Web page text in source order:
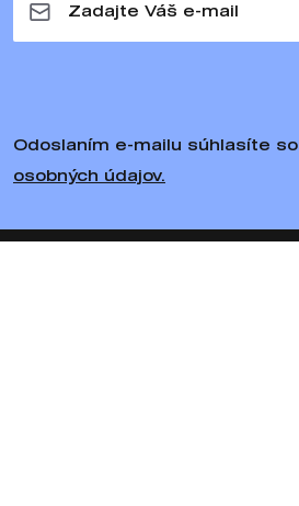
Odoslaním e-mailu súhlasíte so
osobných údajov.